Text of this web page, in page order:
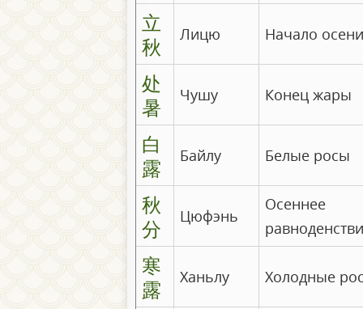
立
秋
Лицю Начало осени
处
暑
Чушу Конец жары
白
露
Байлу Белые росы
秋
分
Цюфэнь
Осеннее
寒
露
Ханьлу Холодные